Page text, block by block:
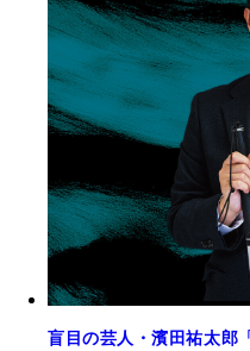
盲目の芸人・濱田祐太